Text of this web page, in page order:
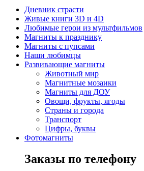
Дневник страсти
Живые книги 3D и 4D
Любимые герои из мультфильмов
Магниты к празднику
Магниты с пупсами
Наши любимцы
Развивающие магниты
Животный мир
Магнитные мозаики
Магниты для ДОУ
Овощи, фрукты, ягоды
Страны и города
Транспорт
Цифры, буквы
Фотомагниты
Заказы по телефону